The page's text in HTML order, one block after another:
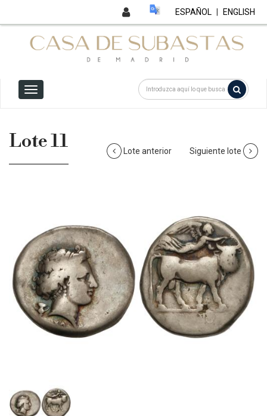
ESPAÑOL ENGLISH
Lote 11 Lote anterior Siguiente lote